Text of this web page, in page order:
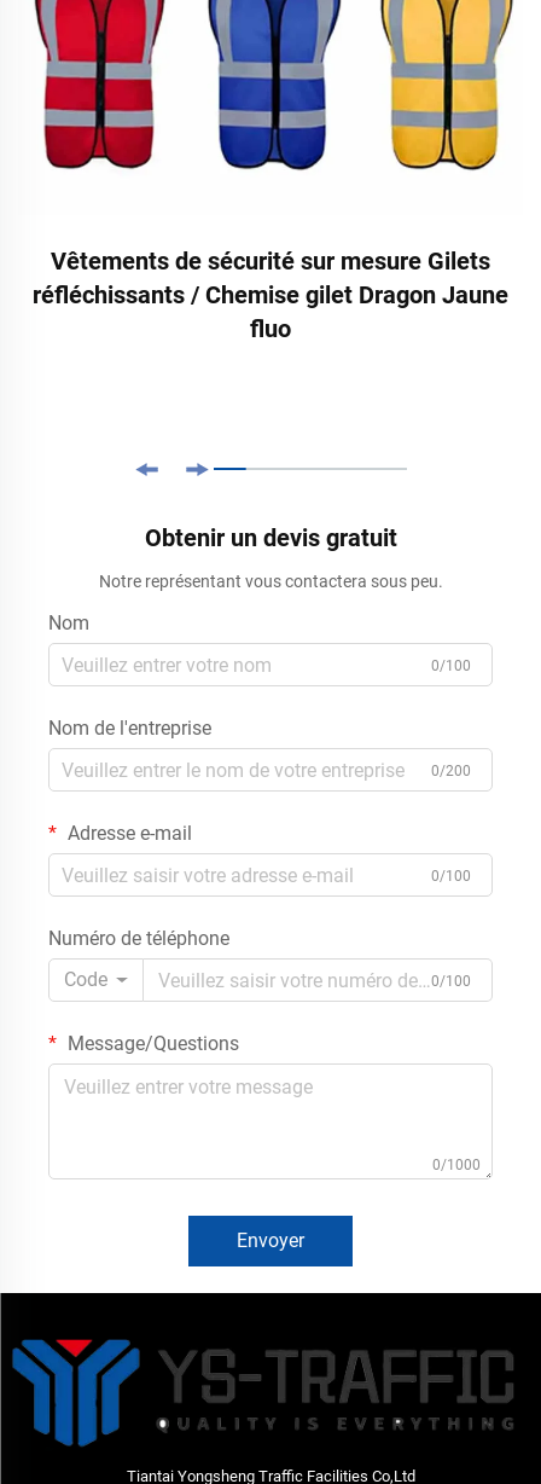
Vêtements de sécurité sur mesure Gilets
réfléchissants / Chemise gilet Dragon Jaune
fluo
Obtenir un devis gratuit
Notre représentant vous contactera sous peu.
Nom
0/100
Nom de l'entreprise
0/200
Adresse e-mail
0/100
Numéro de téléphone
Code
0/100
Message/Questions
0/1000
Envoyer
Tiantai Yongsheng Traffic Facilities Co,Ltd